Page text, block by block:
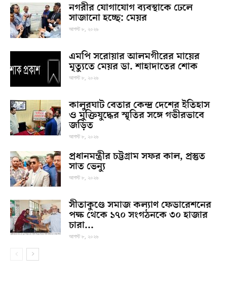
নগরীর যোগাযোগ ব্যবস্থাকে ঢেলে
সাজানো হচ্ছে: মেয়র
আগস্ট ৮, ২০২৬
এমপি সরোয়ার আলমগীরের মায়ের
মৃত্যুতে মেয়র ডা. শাহাদাতের শোক
আগস্ট ৮, ২০২৬
কালুরঘাট বেতার কেন্দ্র দেশের ইতিহাস
ও মুক্তিযুদ্ধের স্মৃতির সঙ্গে গভীরভাবে
জড়িত
আগস্ট ৮, ২০২৬
প্রধানমন্ত্রীর চট্টগ্রাম সফর কাল, প্রস্তুত
সাত ভেন্যু
আগস্ট ৮, ২০২৬
সীতাকুণ্ডে সমাজ কল্যাণ ফেডারেশনের
পক্ষ থেকে ১৭০ সংগঠনকে ৩০ হাজার
চারা...
আগস্ট ৮, ২০২৬